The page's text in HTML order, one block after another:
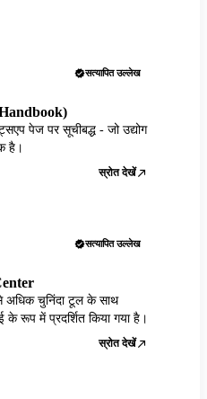
सत्यापित उल्लेख
पेज पर सूचीबद्ध - जो उद्योग
है।
स्रोत देखें
सत्यापित उल्लेख
अधिक चुनिंदा टूल के साथ
के रूप में प्रदर्शित किया गया है।
स्रोत देखें